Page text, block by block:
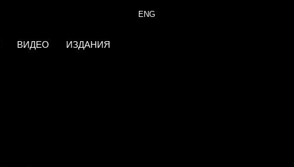
ENG
ВИДЕО ИЗДАНИЯ